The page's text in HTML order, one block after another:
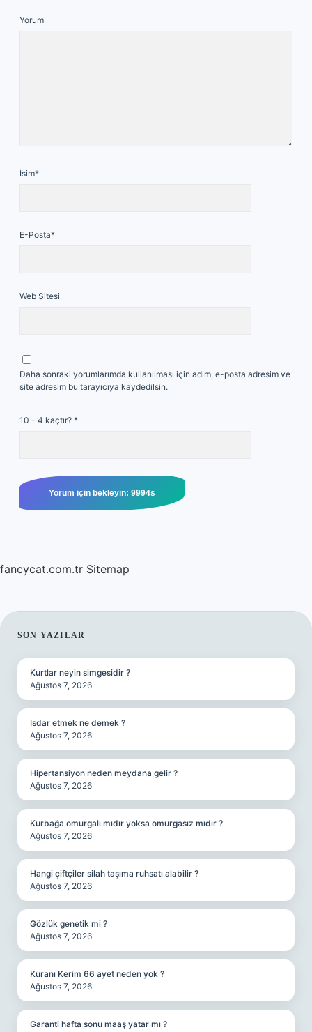
Yorum
İsim*
E-Posta*
Web Sitesi
Daha sonraki yorumlarımda kullanılması için adım, e-posta adresim ve
site adresim bu tarayıcıya kaydedilsin.
10 - 4 kaçtır? *
fancycat.com.tr Sitemap
SIDEBAR
SON YAZILAR
Kurtlar neyin simgesidir ?
Ağustos 7, 2026
Isdar etmek ne demek ?
Ağustos 7, 2026
Hipertansiyon neden meydana gelir ?
Ağustos 7, 2026
Kurbağa omurgalı mıdır yoksa omurgasız mıdır ?
Ağustos 7, 2026
Hangi çiftçiler silah taşıma ruhsatı alabilir ?
Ağustos 7, 2026
Gözlük genetik mi ?
Ağustos 7, 2026
Kuranı Kerim 66 ayet neden yok ?
Ağustos 7, 2026
Garanti hafta sonu maaş yatar mı ?